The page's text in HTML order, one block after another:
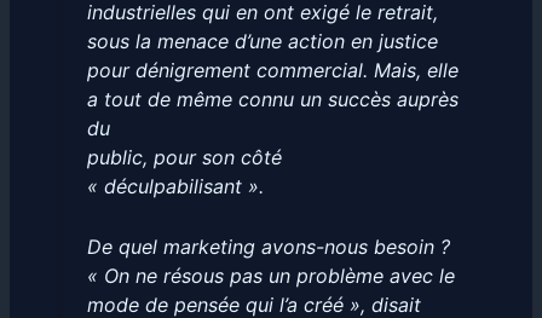
industrielles qui en ont exigé le retrait,
sous la menace d’une action en justice
pour dénigrement commercial. Mais, elle
a tout de même connu un succès auprès
du
public, pour son côté
« déculpabilisant ».
De quel marketing avons-nous besoin ?
« On ne résous pas un problème avec le
mode de pensée qui l’a créé », disait